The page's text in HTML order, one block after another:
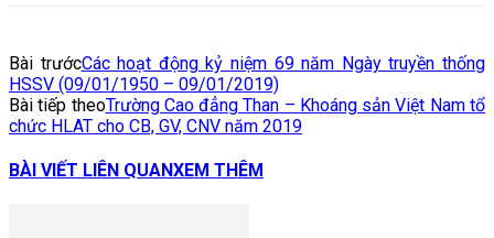
Bài trướcCác hoạt động kỷ niệm 69 năm Ngày truyền thống
HSSV (09/01/1950 – 09/01/2019)
Bài tiếp theoTrường Cao đẳng Than – Khoáng sản Việt Nam tổ
chức HLAT cho CB, GV, CNV năm 2019
BÀI VIẾT LIÊN QUANXEM THÊM